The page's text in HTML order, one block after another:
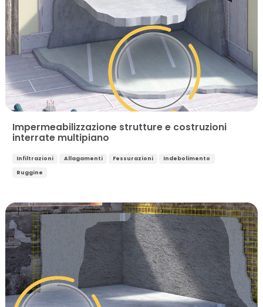
Impermeabilizzazione strutture e costruzioni
interrate multipiano
Infiltrazioni Allagamenti Fessurazioni
Indebolimento
Ruggine